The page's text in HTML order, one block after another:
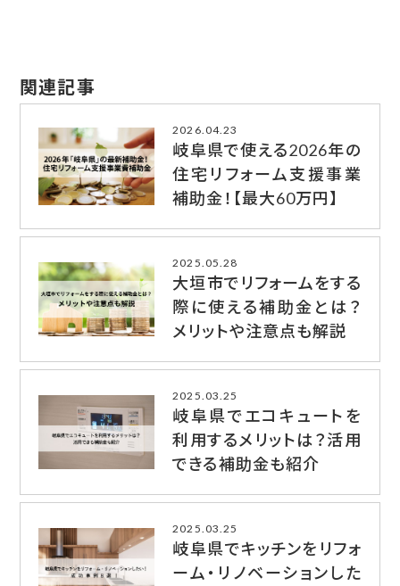
関連記事
2026.04.23
岐阜県で使える2026年の
住宅リフォーム支援事業
補助金！【最大60万円】
2025.05.28
大垣市でリフォームをする
際に使える補助金とは？
メリットや注意点も解説
2025.03.25
岐阜県でエコキュートを
利用するメリットは？活用
できる補助金も紹介
2025.03.25
岐阜県でキッチンをリフォ
ーム・リノベーションした